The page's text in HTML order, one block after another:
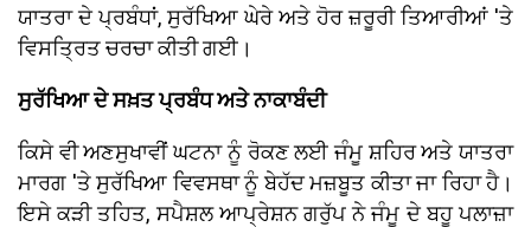
ਯਾਤਰਾ ਦੇ ਪ੍ਰਬੰਧਾਂ, ਸੁਰੱਖਿਆ ਘੇਰੇ ਅਤੇ ਹੋਰ ਜ਼ਰੂਰੀ ਤਿਆਰੀਆਂ 'ਤੇ
ਵਿਸਤ੍ਰਿਤ ਚਰਚਾ ਕੀਤੀ ਗਈ।
ਸੁਰੱਖਿਆ ਦੇ ਸਖ਼ਤ ਪ੍ਰਬੰਧ ਅਤੇ ਨਾਕਾਬੰਦੀ
ਕਿਸੇ ਵੀ ਅਣਸੁਖਾਵੀਂ ਘਟਨਾ ਨੂੰ ਰੋਕਣ ਲਈ ਜੰਮੂ ਸ਼ਹਿਰ ਅਤੇ ਯਾਤਰਾ
ਮਾਰਗ 'ਤੇ ਸੁਰੱਖਿਆ ਵਿਵਸਥਾ ਨੂੰ ਬੇਹੱਦ ਮਜ਼ਬੂਤ ਕੀਤਾ ਜਾ ਰਿਹਾ ਹੈ।
ਇਸੇ ਕੜੀ ਤਹਿਤ, ਸਪੈਸ਼ਲ ਆਪ੍ਰੇਸ਼ਨ ਗਰੁੱਪ ਨੇ ਜੰਮੂ ਦੇ ਬਹੂ ਪਲਾਜ਼ਾ